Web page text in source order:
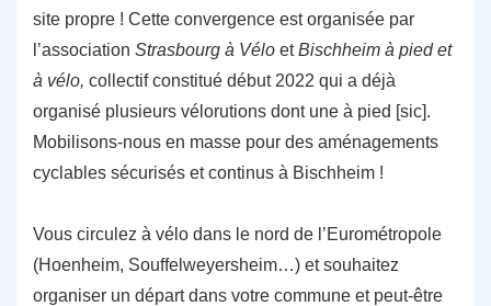
site propre ! Cette convergence est organisée par
l’association Strasbourg à Vélo etBischheim à pied et
à vélo, collectif constitué début 2022 qui a déjà
organisé plusieurs vélorutions dont une à pied [sic].
Mobilisons-nous en masse pour des aménagements
cyclables sécurisés et continus à Bischheim !
Vous circulez à vélo dans le nord de l’Eurométropole
(Hoenheim, Souffelweyersheim…) et souhaitez
organiser un départ dans votre commune et peut-être